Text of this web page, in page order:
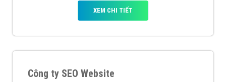
XEM CHI TIẾT
Công ty SEO Website